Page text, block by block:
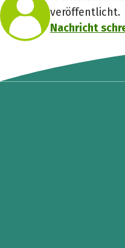
veröffentlicht.
Nachricht